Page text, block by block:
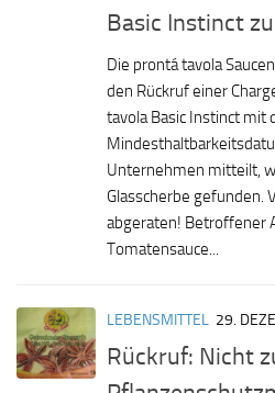
Basic Instinct
Die prontá tavola
den Rückruf einer
tavola Basic Instinct mit
Unternehmen mitteilt,
Glasscherbe gefunden.
abgeraten! Betroffener
Tomatensauce...
LEBENSMITTEL 29.
Rückruf: Nicht